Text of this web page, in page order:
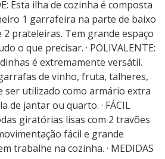
Esta ilha de cozinha é composta
1 garrafeira na parte de baixo
2 prateleiras. Tem grande espaço
o que precisar. · POLIVALENTE:
é extremamente versátil.
de vinho, fruta, talheres,
ser utilizado como armário extra
de jantar ou quarto. · FÁCIL
giratórias lisas com 2 travões
fácil e grande
trabalhe na cozinha. · MEDIDAS